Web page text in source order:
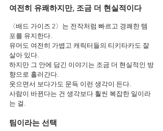
여전히 유쾌하지만, 조금 더 현실적이다
〈배드 가이즈 2〉는 전작처럼 빠르고 경쾌한 템
포를 유지한다.
유머도 여전히 가볍고 캐릭터들의 티키타카도 잘
살아 있다.
하지만 그 안에 담긴 이야기는 조금 더 현실적인 방
향으로 흘러간다.
웃으면서 보다가도 문득 이런 생각이 든다.
사람이 바뀐다는 건 생각보다 훨씬 복잡한 일이라
는 걸.
팀이라는 선택